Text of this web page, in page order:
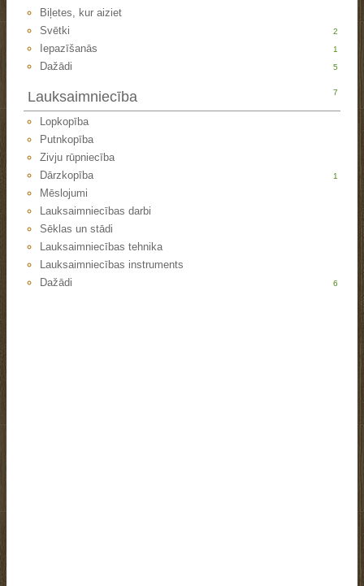
Biļetes, kur aiziet
Svētki
2
Iepazīšanās 1
Dažādi 5
Lauksaimniecība 7
Lopkopība
Putnkopība
Zivju rūpniecība
Dārzkopība
1
Mēslojumi
Lauksaimniecības darbi
Sēklas un stādi
Lauksaimniecības tehnika
Lauksaimniecības instruments
Dažādi
6